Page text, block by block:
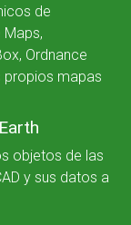
de
Ordnance
propios mapas
objetos de las
y sus datos a